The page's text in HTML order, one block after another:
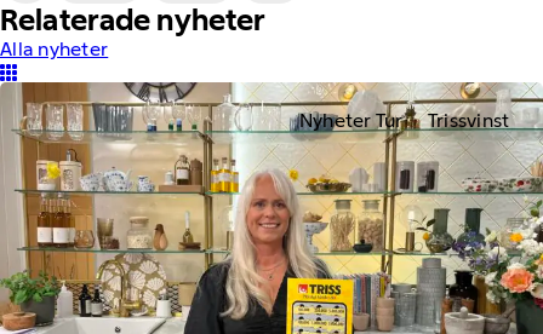
Relaterade nyheter
Alla nyheter
Nyheter Tur Trissvinst